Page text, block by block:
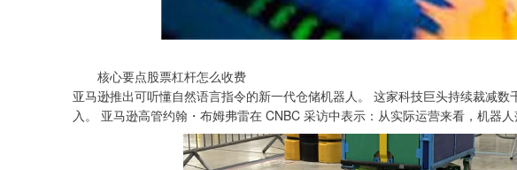
核心要点股票杠杆怎么收费
亚马逊推出可听懂自然语言指令的新一代仓储机器人。 这家科技巨头持续裁减
入。 亚马逊高管约翰・布姆弗雷在 CNBC 采访中表示：从实际运营来看，机器